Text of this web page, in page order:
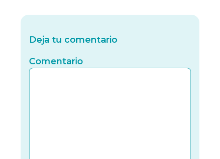
Deja tu comentario
Comentario